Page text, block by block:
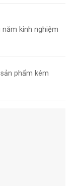
kinh nghiệm
phẩm kém